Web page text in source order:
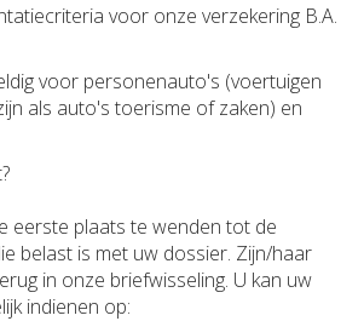
voor onze verzekering B.A.
voor personenauto's (voertuigen
als auto's toerisme of zaken) en
eerste plaats te wenden tot de
belast is met uw dossier. Zijn/haar
in onze briefwisseling. U kan uw
indienen op: